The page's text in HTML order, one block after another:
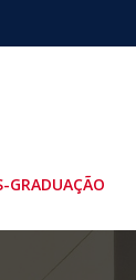
GRADUAÇÃO